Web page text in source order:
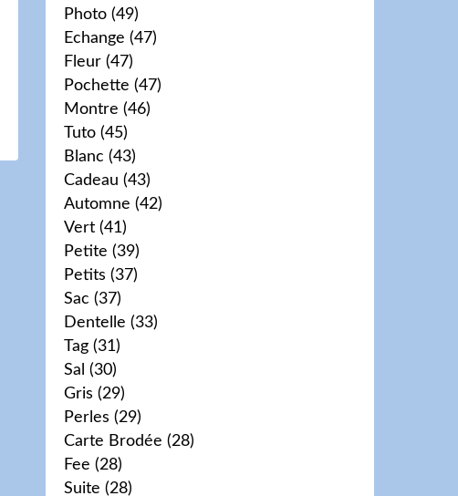
Photo (49)
Echange (47)
Fleur (47)
Pochette (47)
Montre (46)
Tuto (45)
Blanc (43)
Cadeau (43)
Automne (42)
Vert (41)
Petite (39)
Petits (37)
Sac (37)
Dentelle (33)
Tag (31)
Sal (30)
Gris (29)
Perles (29)
Carte Brodée (28)
Fee (28)
Suite (28)